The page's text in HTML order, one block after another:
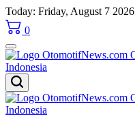
Skip
to
content
Today: Friday, August 7 2026
0
OtomotifNews.com